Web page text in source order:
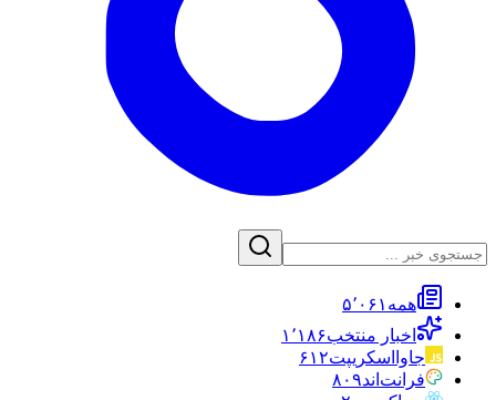
همه ۵٬۰۶۱
اخبار منتخب۱٬۱۸۶
جاوااسکریپت۶۱۲
فرانت‌اند۸۰۹